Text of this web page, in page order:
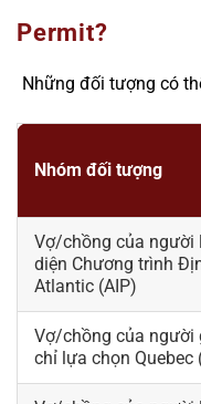
Permit?
Những đối tượng có
Nhóm đối tượng
Vợ/chồng của người
diện Chương trình
Atlantic (AIP)
Vợ/chồng của người
chỉ lựa chọn Quebec